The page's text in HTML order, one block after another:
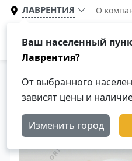
ЛАВРЕНТИЯ
Ваш населенный
Лаврентия?
От выбранного
зависят цены и
Изменить город
О
Каталог
Главная Каталог